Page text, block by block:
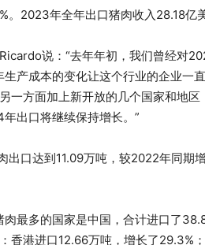
。2023年全年出口猪肉收入28.18亿
说：“去年年初，我们曾经对
产成本的变化让这个行业的企业一
一方面加上新开放的几个国家和地
出口将继续保持增长。”
出口达到11.09万吨，较2022年同期
最多的国家是中国，合计进口了
香港进口12.66万吨，增长了29.3%